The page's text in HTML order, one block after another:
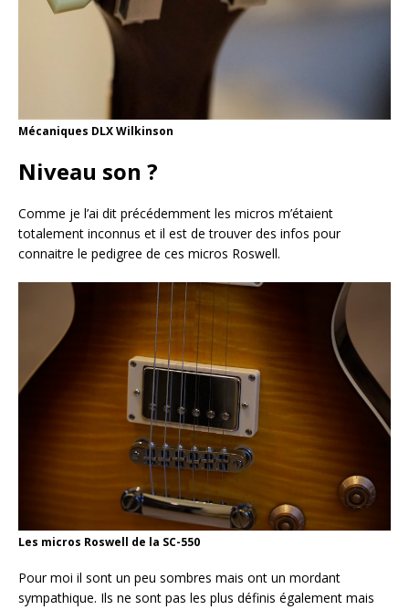
Mécaniques DLX Wilkinson
Niveau son ?
Comme je l’ai dit précédemment les micros m’étaient
totalement inconnus et il est de trouver des infos pour
connaitre le pedigree de ces micros Roswell.
Les micros Roswell de la SC-550
Pour moi il sont un peu sombres mais ont un mordant
sympathique. Ils ne sont pas les plus définis également mais